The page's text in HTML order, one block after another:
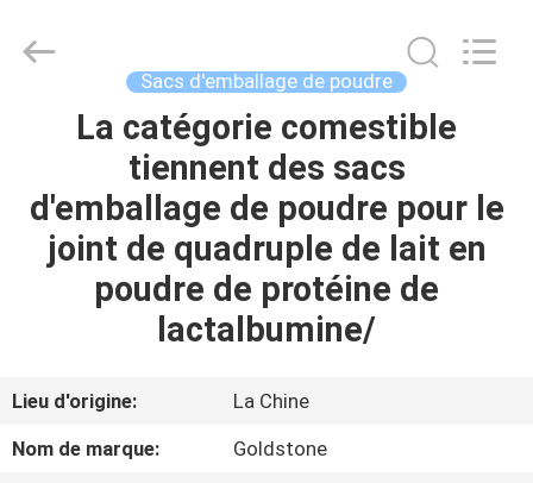
MAISON
PRODUITS
À
Packaging
Jiaxing
Sacs d'emballage de poudre
La catégorie comestible
tiennent des sacs
d'emballage de poudre pour le
joint de quadruple de lait en
poudre de protéine de
lactalbumine/
Lieu d'origine:
La Chine
Nom de marque:
Goldstone